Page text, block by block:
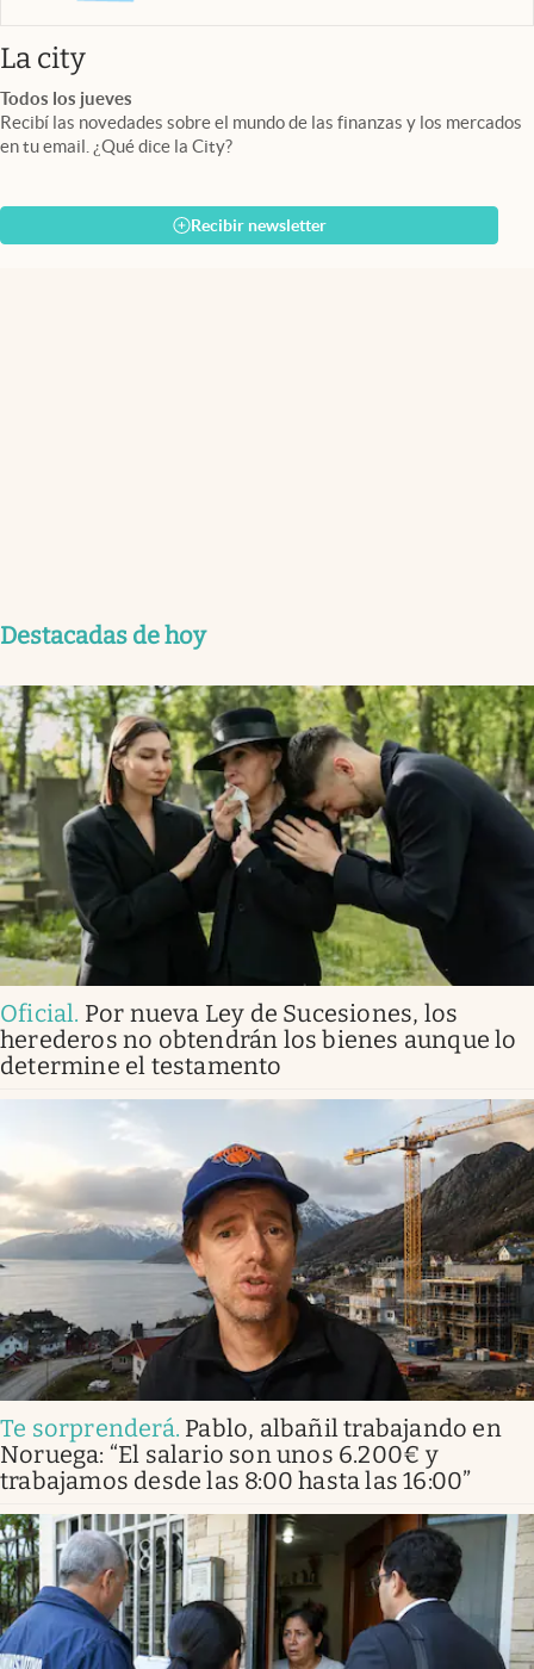
La cityabre en nueva pestaña
Todos los jueves
Recibí las novedades sobre el mundo de las finanzas y los mercados
en tu email. ¿Qué dice la City?
Recibir newsletter
Destacadas de hoy
Oficial. Por nueva Ley de Sucesiones, los
herederos no obtendrán los bienes aunque lo
determine el testamento
Te sorprenderá. Pablo, albañil trabajando en
Noruega: “El salario son unos 6.200€ y
trabajamos desde las 8:00 hasta las 16:00”